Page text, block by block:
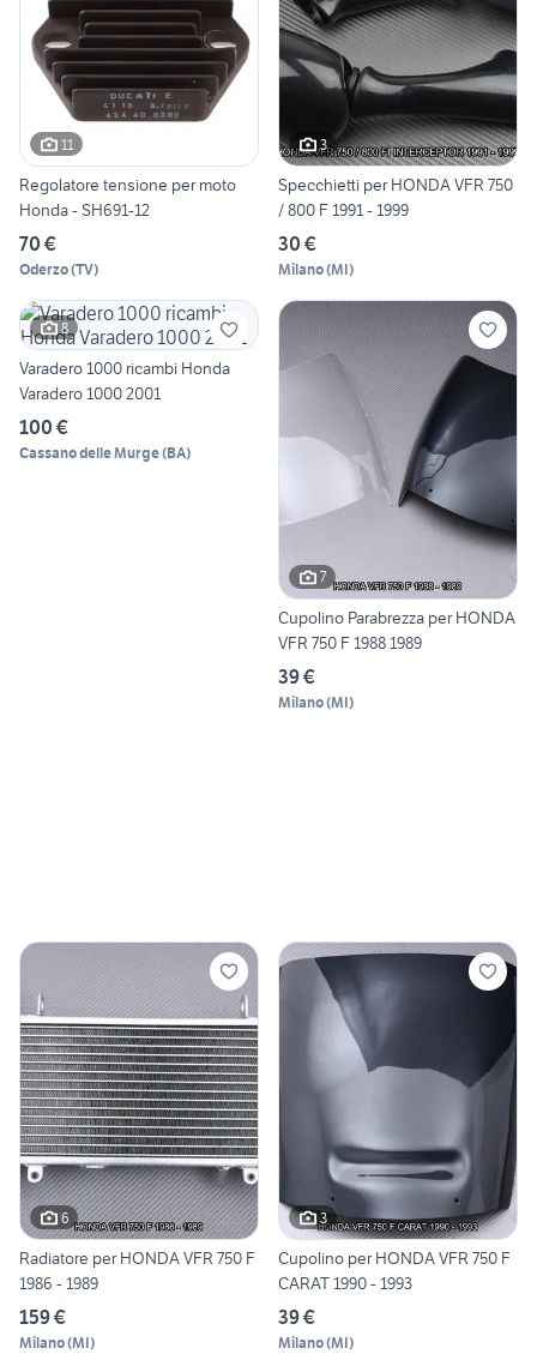
11
Regolatore tensione per moto
Honda - SH691-12
70 €
Oderzo(TV)
3
Specchietti per HONDA VFR 750
/ 800 F 1991 - 1999
30 €
Milano(MI)
8
Varadero 1000 ricambi Honda
Varadero 1000 2001
100 €
Cassano delle Murge(BA)
7
Cupolino Parabrezza per HONDA
VFR 750 F 1988 1989
39 €
Milano(MI)
6
Radiatore per HONDA VFR 750 F
1986 - 1989
159 €
Milano(MI)
3
Cupolino per HONDA VFR 750 F
CARAT 1990 - 1993
39 €
Milano(MI)